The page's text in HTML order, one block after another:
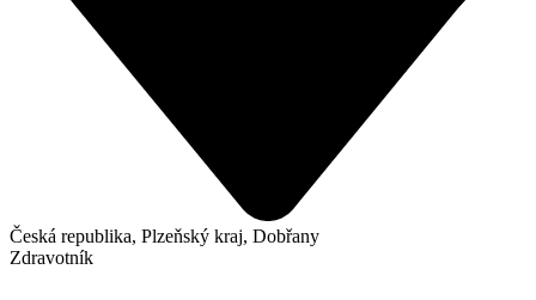
Česká republika, Plzeňský kraj, Dobřany
Zdravotník